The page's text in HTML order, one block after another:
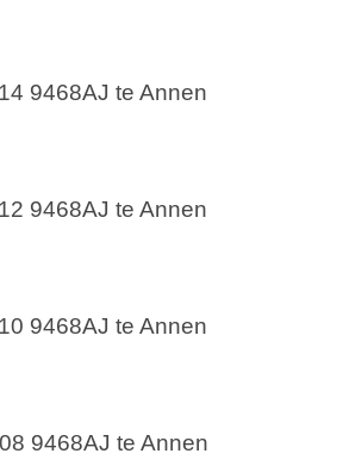
9468AJ te Annen
9468AJ te Annen
9468AJ te Annen
9468AJ te Annen